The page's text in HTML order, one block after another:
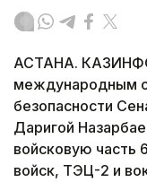
АСТАНА.
международным
безопасности
Даригой
войсковую часть
войск, ТЭЦ-2 и